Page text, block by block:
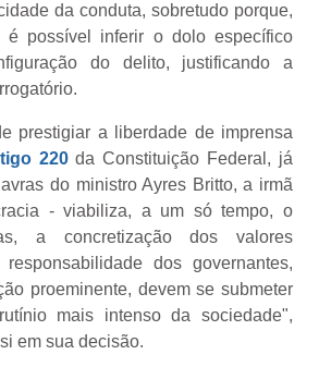
da conduta, sobretudo porque,
é possível inferir o dolo específico
do delito, justificando a
prestigiar a liberdade de imprensa
220da Constituição Federal, já
do ministro Ayres Britto, a irmã
- viabiliza, a um só tempo, o
a concretização dos valores
dos governantes,
proeminente, devem se submeter
mais intenso da sociedade",
em sua decisão.